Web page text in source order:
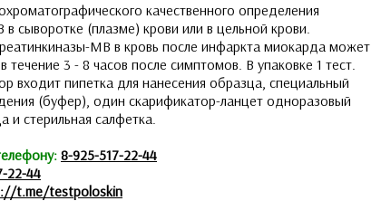
качественного определения
сыворотке (плазме) крови или в цельной крови.
МВ в кровь после инфаркта миокарда может
3 - 8 часов после симптомов. В упаковке 1 тест.
входит пипетка для нанесения образца, специальный
(буфер), один скарификатор-ланцет одноразовый
и стерильная салфетка.
8-925-517-22-44
22-44
t.me/testpoloskin